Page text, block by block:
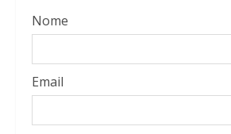
Nome
Email